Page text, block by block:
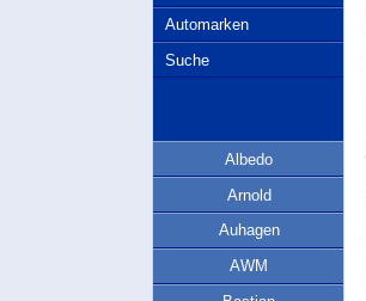
Automarken
Suche
Albedo
Arnold
Auhagen
AWM